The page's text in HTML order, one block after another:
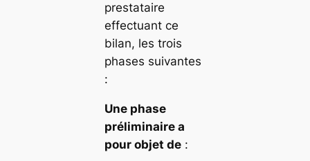
prestataire
effectuant ce
bilan, les trois
phases suivantes
:
Une phase
préliminaire a
pour objet de :